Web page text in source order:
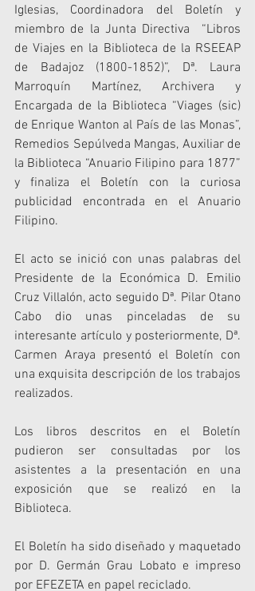
Iglesias, Coordinadora del Boletín y
miembro de la Junta Directiva  “Libros
de Viajes en la Biblioteca de la RSEEAP
de Badajoz (1800-1852)”, Dª. Laura
Marroquín Martínez, Archivera y
Encargada de la Biblioteca “Viages (sic)
de Enrique Wanton al País de las Monas”,
Remedios Sepúlveda Mangas, Auxiliar de
la Biblioteca “Anuario Filipino para 1877”
y finaliza el Boletín con la curiosa
publicidad encontrada en el Anuario
Filipino.
El acto se inició con unas palabras del
Presidente de la Económica D. Emilio
Cruz Villalón, acto seguido Dª. Pilar Otano
Cabo dio unas pinceladas de su
interesante artículo y posteriormente, Dª.
Carmen Araya presentó el Boletín con
una exquisita descripción de los trabajos
realizados.
Los libros descritos en el Boletín
pudieron ser consultadas por los
asistentes a la presentación en una
exposición que se realizó en la
Biblioteca.
El Boletín ha sido diseñado y maquetado
por D. Germán Grau Lobato e impreso
por EFEZETA en papel reciclado.